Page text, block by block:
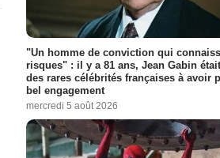
"Un homme de conviction qui
risques" : il y a 81 ans, Jean Gabin
des rares célébrités françaises à avoir
bel engagement
mercredi 5 août 2026